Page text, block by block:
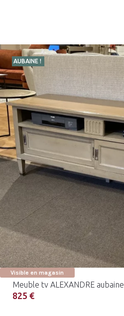
AUBAINE !
Visible en magasin
Meuble tv ALEXANDRE aubaine
825 €